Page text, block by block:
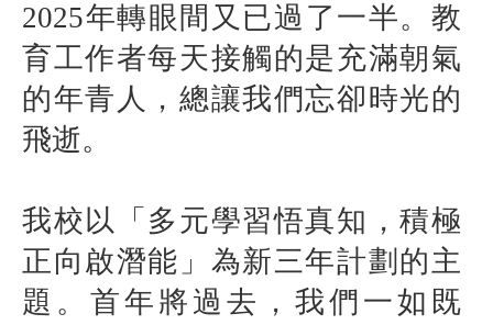
2025年轉眼間又已過了一半。教
育工作者每天接觸的是充滿朝氣
的年青人，總讓我們忘卻時光的
飛逝。
我校以「多元學習悟真知，積極
正向啟潛能」為新三年計劃的主
題。首年將過去，我們一如既